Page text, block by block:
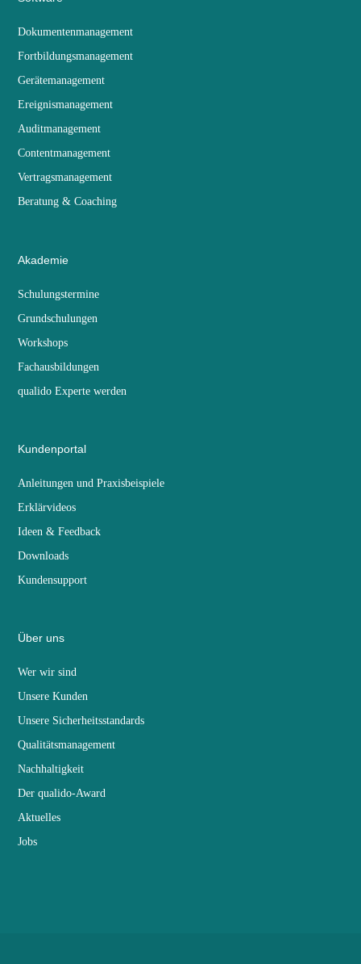
Dokumentenmanagement
Fortbildungsmanagement
Gerätemanagement
Ereignismanagement
Auditmanagement
Contentmanagement
Vertragsmanagement
Beratung & Coaching
Akademie
Schulungstermine
Grundschulungen
Workshops
Fachausbildungen
qualido Experte werden
Kundenportal
Anleitungen und Praxisbeispiele
Erklärvideos
Ideen & Feedback
Downloads
Kundensupport
Über uns
Wer wir sind
Unsere Kunden
Unsere Sicherheitsstandards
Qualitätsmanagement
Nachhaltigkeit
Der qualido-Award
Aktuelles
Jobs